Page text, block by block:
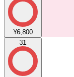
¥6,800
31